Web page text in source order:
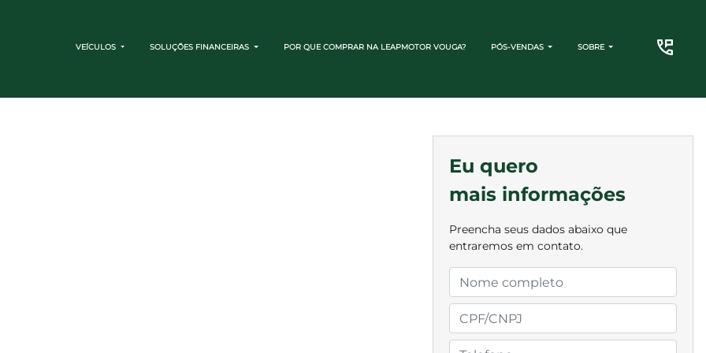
VEÍCULOS SOLUÇÕES FINANCEIRAS POR QUE COMPRAR NA LEAPMOTOR VOUGA? PÓS-VENDAS SOBRE
Eu quero
mais informações
Preencha seus dados abaixo que
entraremos em contato.